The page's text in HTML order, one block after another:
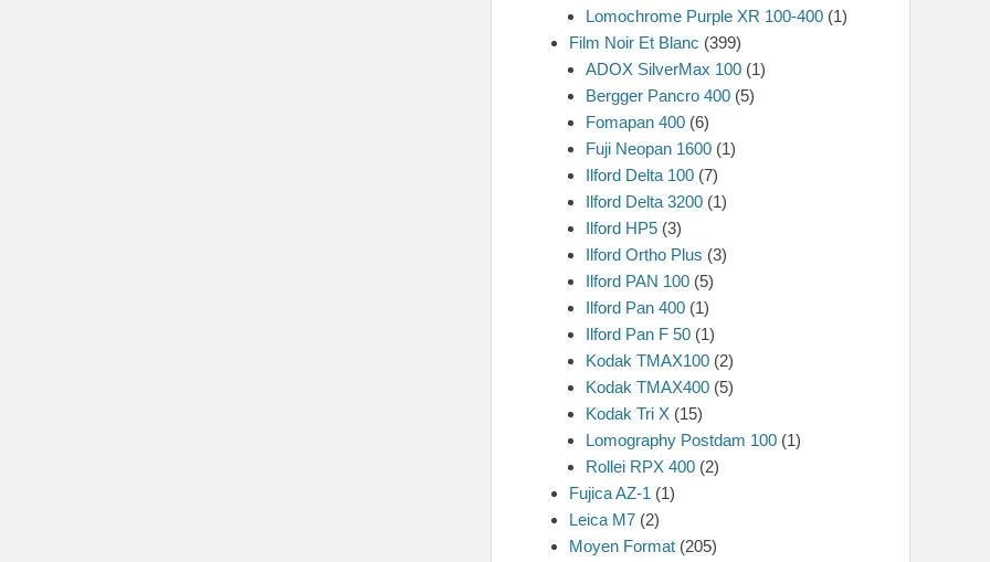
Lomochrome Purple XR 100-400 (1)
Film Noir Et Blanc (399)
ADOX SilverMax 100 (1)
Bergger Pancro 400 (5)
Fomapan 400 (6)
Fuji Neopan 1600 (1)
Ilford Delta 100 (7)
Ilford Delta 3200 (1)
Ilford HP5 (3)
Ilford Ortho Plus (3)
Ilford PAN 100 (5)
Ilford Pan 400 (1)
Ilford Pan F 50 (1)
Kodak TMAX100 (2)
Kodak TMAX400 (5)
Kodak Tri X (15)
Lomography Postdam 100 (1)
Rollei RPX 400 (2)
Fujica AZ-1 (1)
Leica M7 (2)
Moyen Format (205)